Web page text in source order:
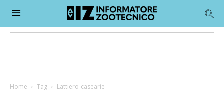
Home Tag Lattiero-casearie